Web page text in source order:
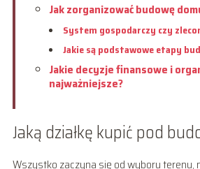
Jak zorganizować budowę
System gospodarczy czy
Jakie są podstawowe etapy
Jakie decyzje finansowe i
najważniejsze?
Jaką działkę kupić pod
Wszystko zaczyna się od wyboru